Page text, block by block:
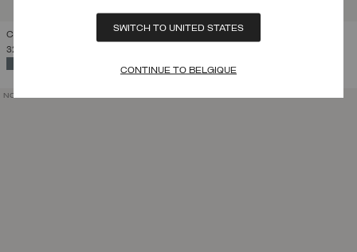
SWITCH TO UNITED STATES
CONTINUE TO BELGIQUE
CHAUSSETTES DE SKI UNISEXES PERFORMING
32,00 €
NOUVEAUTÉS